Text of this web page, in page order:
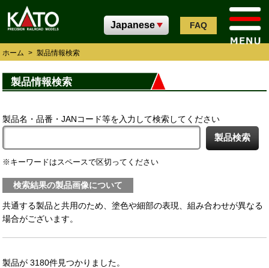
FAQ
ホーム > 製品情報検索
製品情報検索
製品が 3180件見つかりました。
製品名・品番・JANコード等を入力して検索してください
キーワードはスペースで区切ってください
検索結果の製品画像について
共通する製品と共用のため、塗色や細部の表現、組み合わせが異なる
場合がございます。